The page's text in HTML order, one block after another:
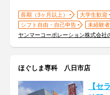
長期（3ヶ月以上） 大学生歓迎
シフト自由・自己申告
未経験
ヤンマーコーポレーション株式会社
ほぐしま専科 八日市店
【セ